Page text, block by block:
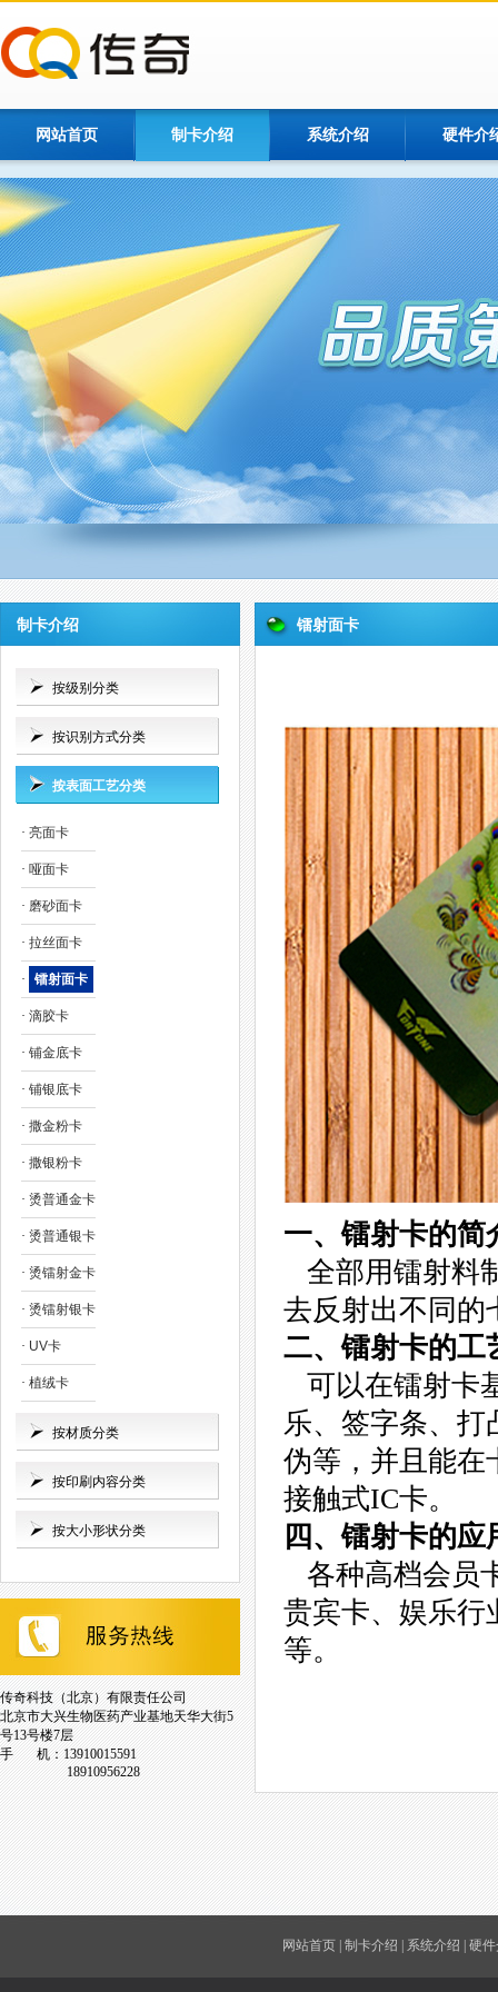
网站首页 制卡介绍 系统介绍 硬件介
制卡介绍
按级别分类
按识别方式分类
按表面工艺分类
· 亮面卡
· 哑面卡
· 磨砂面卡
· 拉丝面卡
· 镭射面卡
· 滴胶卡
· 铺金底卡
· 铺银底卡
· 撒金粉卡
· 撒银粉卡
· 烫普通金卡
· 烫普通银卡
· 烫镭射金卡
· 烫镭射银卡
· UV卡
· 植绒卡
按材质分类
按印刷内容分类
按大小形状分类
传奇科技（北京）有限责任公司
北京市大兴生物医药产业基地天华大街5
号13号楼7层
手 机：13910015591
18910956228
镭射面卡
一、镭射卡的简
全部用镭射料
去反射出不同的
二、镭射卡的工
可以在镭射卡
乐、签字条、打
伪等，并且能在
接触式IC卡。
四、镭射卡的应
各种高档会员
贵宾卡、娱乐行
等。
网站首页| 制卡介绍 系统介绍 硬